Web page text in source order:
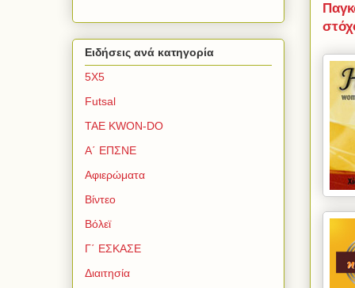
Ειδήσεις ανά κατηγορία
5Χ5
Futsal
TAE KWON-DO
Α΄ ΕΠΣΝΕ
Αφιερώματα
Βίντεο
Βόλεϊ
Γ΄ ΕΣΚΑΣΕ
Διαιτησία